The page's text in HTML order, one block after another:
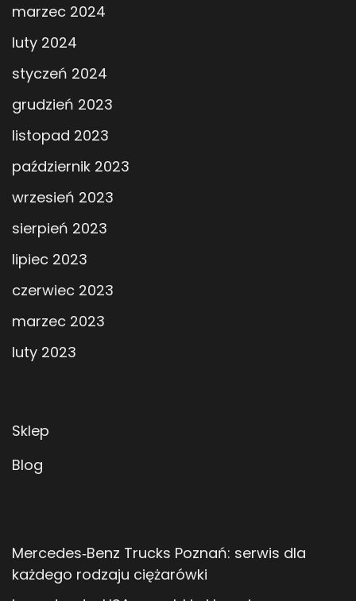
marzec 2024
luty 2024
styczeń 2024
grudzień 2023
listopad 2023
październik 2023
wrzesień 2023
sierpień 2023
lipiec 2023
czerwiec 2023
marzec 2023
luty 2023
Sklep
Blog
Mercedes‑Benz Trucks Poznań: serwis dla
każdego rodzaju ciężarówki